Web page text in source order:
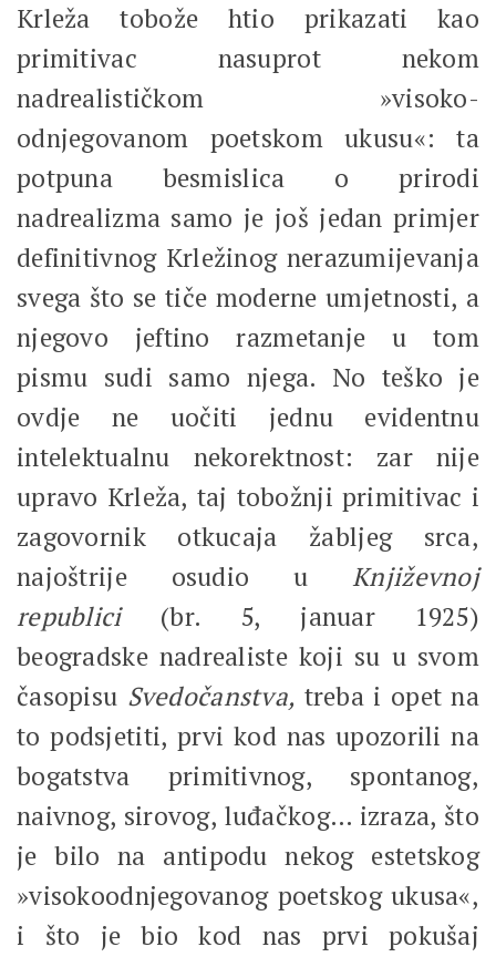
Krleža tobože htio prikazati kao
primitivac nasuprot nekom
nadrealističkom »visoko-
odnjegovanom poetskom ukusu«: ta
potpuna besmislica o prirodi
nadrealizma samo je još jedan primjer
definitivnog Krležinog nerazumijevanja
svega što se tiče moderne umjetnosti, a
njegovo jeftino razmetanje u tom
pismu sudi samo njega. No teško je
ovdje ne uočiti jednu evidentnu
intelektualnu nekorektnost: zar nije
upravo Krleža, taj tobožnji primitivac i
zagovornik otkucaja žabljeg srca,
najoštrije osudio uKnjiževnoj
republici (br. 5, januar 1925)
beogradske nadrealiste koji su u svom
časopisu Svedočanstva, treba i opet na
to podsjetiti, prvi kod nas upozorili na
bogatstva primitivnog, spontanog,
naivnog, sirovog, luđačkog… izraza, što
je bilo na antipodu nekog estetskog
»visokoodnjegovanog poetskog ukusa«,
i što je bio kod nas prvi pokušaj